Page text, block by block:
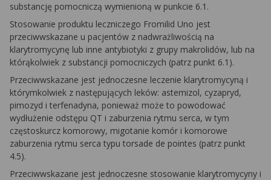
substancję pomocniczą wymienioną w punkcie 6.1.
Stosowanie produktu leczniczego Fromilid Uno jest
przeciwwskazane u pacjentów z nadwrażliwością na
klarytromycynę lub inne antybiotyki z grupy makrolidów, lub na
którąkolwiek z substancji pomocniczych (patrz punkt 6.1).
Przeciwwskazane jest jednoczesne leczenie klarytromycyną i
którymkolwiek z następujących leków: astemizol, cyzapryd,
pimozyd i terfenadyna, ponieważ może to powodować
wydłużenie odstępu QT i zaburzenia rytmu serca, w tym
częstoskurcz komorowy, migotanie komór i komorowe
zaburzenia rytmu serca typu torsade de pointes (patrz punkt
4.5).
Przeciwwskazane jest jednoczesne stosowanie klarytromycyny i